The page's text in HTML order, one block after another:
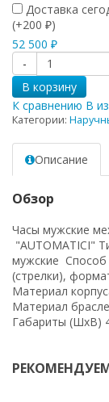
Доставка
(+200 ₽)
52 500 ₽
-
В корзину
К сравнению В
Категории:
Описание
Обзор
Часы мужские
"AUTOMATICI"
мужские Способ
(стрелки),
Материал
Материал
Габариты (ШхВ)